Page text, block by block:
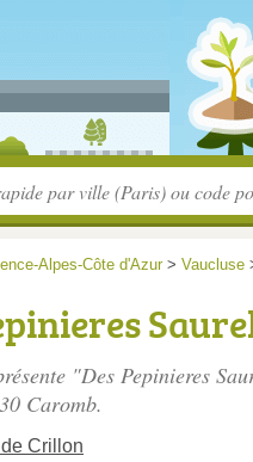
Alpes-Côte d'Azur > Vaucluse
"Des Pepinieres
Caromb.
Crillon